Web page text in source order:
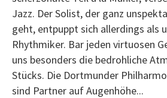
Jazz. Der Solist, der ganz
geht, entpuppt sich allerdings als
Rhythmiker. Bar jeden virtuosen
uns besonders die bedrohliche
Stücks. Die Dortmunder
sind Partner auf Augenhöhe...